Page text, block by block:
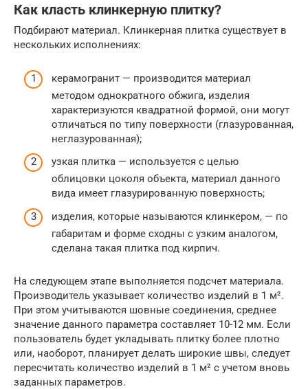
Как класть клинкерную плитку?
Подбирают материал. Клинкерная плитка существует в
нескольких исполнениях:
керамогранит — производится материал
методом однократного обжига, изделия
характеризуются квадратной формой, они могут
отличаться по типу поверхности (глазурованная,
неглазурованная);
узкая плитка — используется с целью
облицовки цоколя объекта, материал данного
вида имеет глазурированную поверхность;
изделия, которые называются клинкером, — по
габаритам и форме сходны с узким аналогом,
сделана такая плитка под кирпич.
На следующем этапе выполняется подсчет материала.
Производитель указывает количество изделий в 1 м².
При этом учитываются шовные соединения, среднее
значение данного параметра составляет 10-12 мм. Если
пользователь будет укладывать плитку более плотно
или, наоборот, планирует делать широкие швы, следует
пересчитать количество изделий в 1 м² с учетом вновь
заданных параметров.